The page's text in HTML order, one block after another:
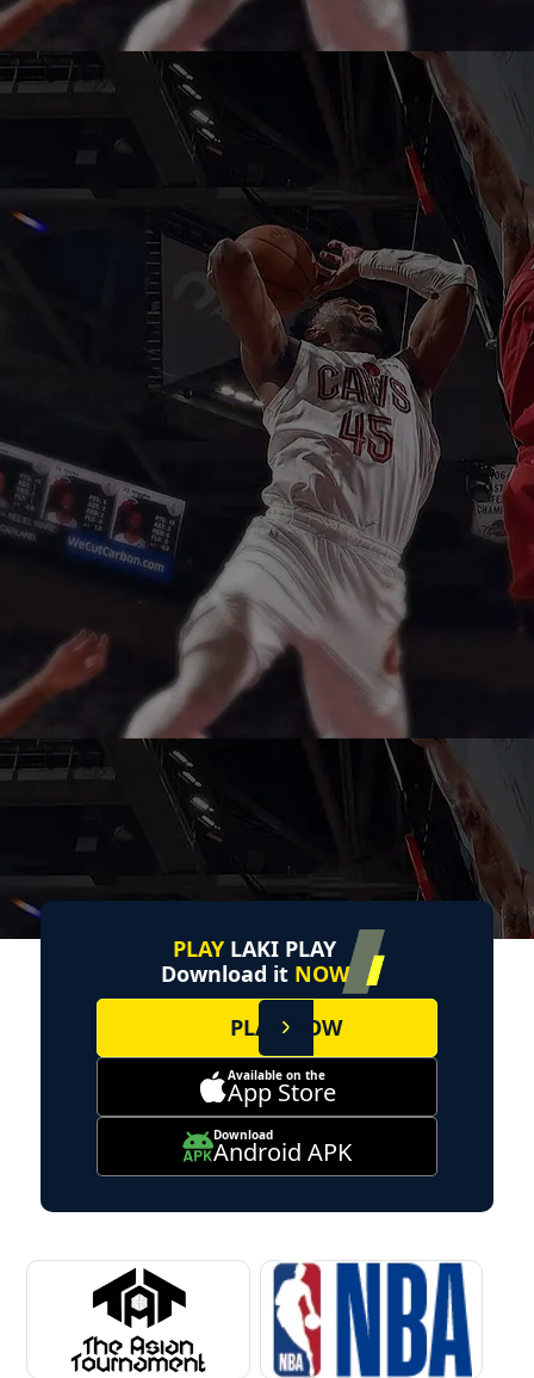
PLAY LAKI PLAY
Download it NOW
PLAY NOW
Available on the
App Store
Download
Android APK